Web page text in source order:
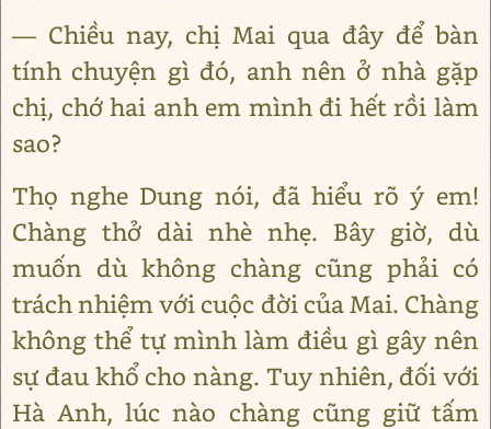
— Chiều nay, chị Mai qua đây để bàn
tính chuyện gì đó, anh nên ở nhà gặp
chị, chớ hai anh em mình đi hết rồi làm
sao?
Thọ nghe Dung nói, đã hiểu rõ ý em!
Chàng thở dài nhè nhẹ. Bây giờ, dù
muốn dù không chàng cũng phải có
trách nhiệm với cuộc đời của Mai. Chàng
không thể tự mình làm điều gì gây nên
sự đau khổ cho nàng. Tuy nhiên, đối với
Hà Anh, lúc nào chàng cũng giữ tấm